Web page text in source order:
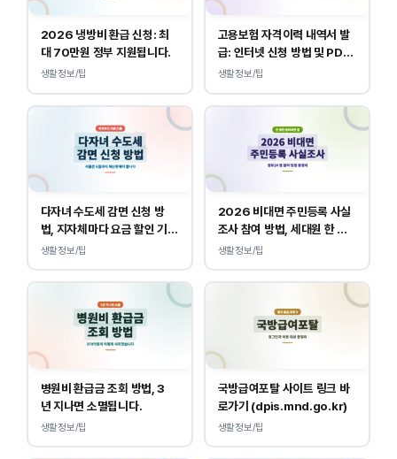
2026 냉방비 환급 신청: 최
대 70만원 정부 지원됩니다.
생활정보/팁
고용보험 자격이력 내역서 발
급: 인터넷 신청 방법 및 PDF
양식 출력
생활정보/팁
다자녀 수도세 감면 신청 방
법, 지자체마다 요금 할인 기준
이 다릅니다.
생활정보/팁
2026 비대면 주민등록 사실
조사 참여 방법, 세대원 한 명
만 하면 됩니다.
생활정보/팁
병원비 환급금 조회 방법, 3
년 지나면 소멸됩니다.
생활정보/팁
국방급여포탈 사이트 링크 바
로가기 (dpis.mnd.go.kr)
생활정보/팁